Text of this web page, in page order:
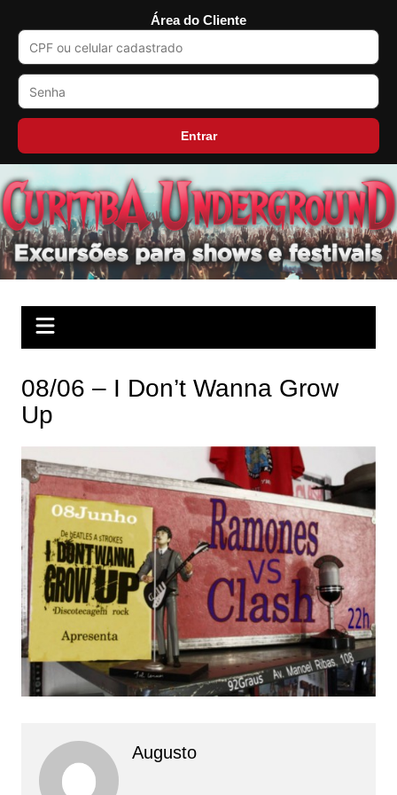
Área do Cliente
Entrar
para
o
conteúdo
08/06 – I Don’t Wanna Grow
Up
Augusto